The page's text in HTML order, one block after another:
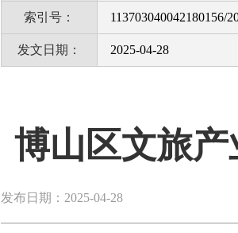
索引号： 113703040042180156/
发文日期： 2025-04-28
博山区文旅
发布日期：2025-04-28